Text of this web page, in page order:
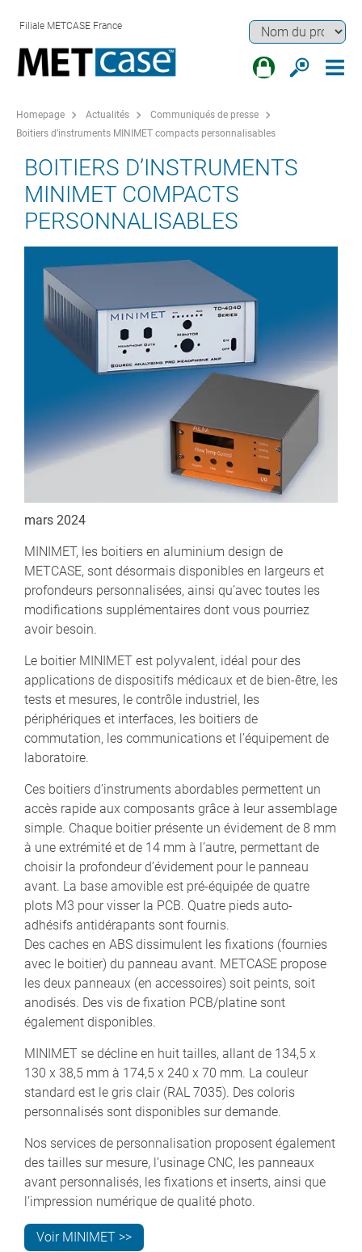
Filiale METCASE France
Homepage Actualités
Communiqués de presse
Boitiers d’instruments MINIMET compacts personnalisables
BOITIERS D’INSTRUMENTS
MINIMET COMPACTS
PERSONNALISABLES
mars 2024
MINIMET, les boitiers en aluminium design de
METCASE, sont désormais disponibles en largeurs et
profondeurs personnalisées, ainsi qu’avec toutes les
modifications supplémentaires dont vous pourriez
avoir besoin.
Le boitier MINIMET est polyvalent, idéal pour des
applications de dispositifs médicaux et de bien-être, les
tests et mesures, le contrôle industriel, les
périphériques et interfaces, les boitiers de
commutation, les communications et l’équipement de
laboratoire.
Ces boitiers d’instruments abordables permettent un
accès rapide aux composants grâce à leur assemblage
simple. Chaque boitier présente un évidement de 8 mm
à une extrémité et de 14 mm à l’autre, permettant de
choisir la profondeur d’évidement pour le panneau
avant. La base amovible est pré-équipée de quatre
plots M3 pour visser la PCB. Quatre pieds auto-
adhésifs antidérapants sont fournis.
Des caches en ABS dissimulent les fixations (fournies
avec le boitier) du panneau avant. METCASE propose
les deux panneaux (en accessoires) soit peints, soit
anodisés. Des vis de fixation PCB/platine sont
également disponibles.
MINIMET se décline en huit tailles, allant de 134,5 x
130 x 38,5 mm à 174,5 x 240 x 70 mm. La couleur
standard est le gris clair (RAL 7035). Des coloris
personnalisés sont disponibles sur demande.
Nos services de personnalisation proposent également
des tailles sur mesure, l’usinage CNC, les panneaux
avant personnalisés, les fixations et inserts, ainsi que
l’impression numérique de qualité photo.
Voir MINIMET >>